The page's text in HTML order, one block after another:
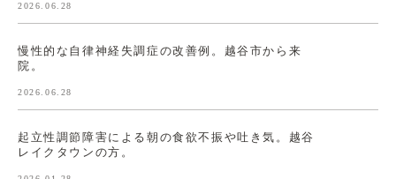
2026.06.28
慢性的な自律神経失調症の改善例。越谷市から来
院。
2026.06.28
起立性調節障害による朝の食欲不振や吐き気。越谷
レイクタウンの方。